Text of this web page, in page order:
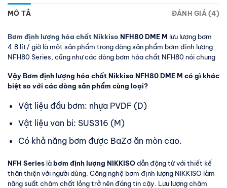
MÔ TẢ ĐÁNH GIÁ (4)
Bơm định lượng hóa chất Nikkiso NFH80 DME M lưu lượng bơm
4.8 lít/ giờ là một sản phẩm trong dòng sản phẩm bơm định lượng
NFH80 Series, cũng như các dòng bơm hóa chất NFH80 nói chung
Vậy Bơm định lượng hóa chất Nikkiso NFH80 DME M có gì khác
biệt so với các dòng sản phẩm cùng loại?
Vật liệu đầu bơm: nhựa PVDF (D)
Vật liệu van bi: SUS316 (M)
Có khả năng bơm được BaZơ ăn mòn cao.
NFH Series làbơm định lượng NIKKISOdẫn động từ với thiết kế
thân thiện với người dùng. Công nghệ bơm định lượng NIKKISO làm
năng suất châm chất lỏng trở nên đáng tin cậy. Lưu lượng châm